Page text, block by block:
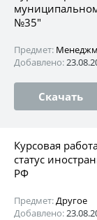
№35"
Предмет:
Добавлено:
Скачать
Курсовая
статус
РФ
Предмет:Другое
Добавлено: